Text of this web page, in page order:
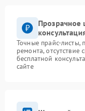
Прозрачное
Точные прайс-листы,
ремонта, отсутствие
бесплатной
сайте